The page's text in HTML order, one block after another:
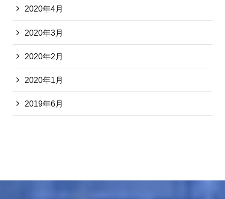
2020年4月
2020年3月
2020年2月
2020年1月
2019年6月